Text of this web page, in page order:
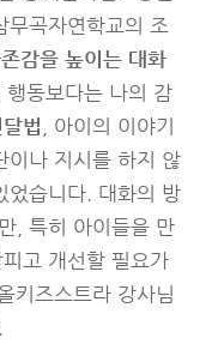
무곡자연학교의 조
감을 높이는 대화
동보다는 나의 감
법
, 아이의 이야기
이나 지시를 하지 않
었습니다. 대화의 방
, 특히 아이들을 만
고 개선할 필요가
키즈스트라 강사님